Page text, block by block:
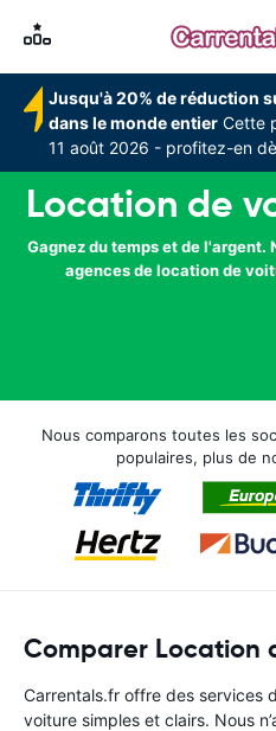
Jusqu'à 20% de réduction
dans le monde entier Cette
11 août 2026 - profitez-en
Location de
Gagnez du temps et de l'argent.
agences de location de
Nous comparons toutes les
populaires, plus de
Comparer Location
Carrentals.fr offre des services
voiture simples et clairs. Nous